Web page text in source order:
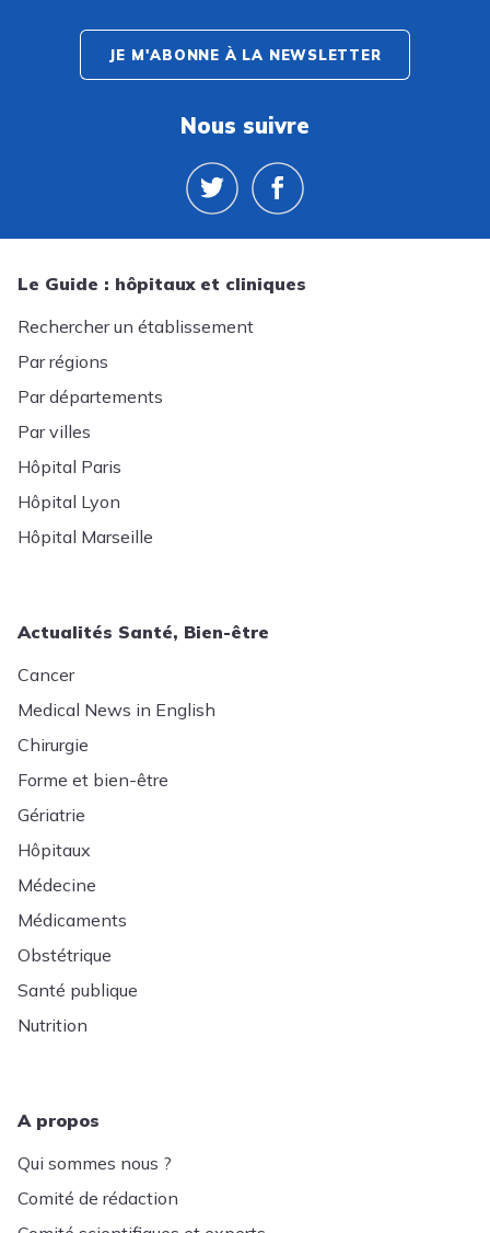
JE M'ABONNE À LA NEWSLETTER
Nous suivre
Le Guide : hôpitaux et cliniques
Rechercher un établissement
Par régions
Par départements
Par villes
Hôpital Paris
Hôpital Lyon
Hôpital Marseille
Actualités Santé, Bien-être
Cancer
Medical News in English
Chirurgie
Forme et bien-être
Gériatrie
Hôpitaux
Médecine
Médicaments
Obstétrique
Santé publique
Nutrition
A propos
Qui sommes nous ?
Comité de rédaction